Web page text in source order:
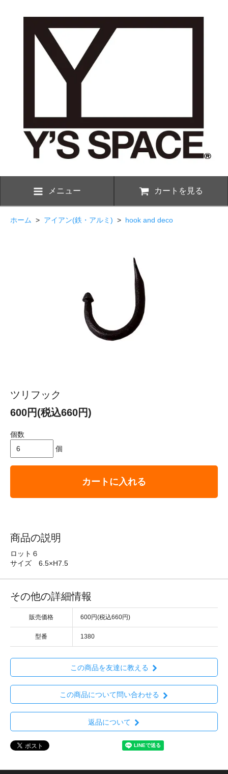
メニュー カートを見る
ホーム > アイアン(鉄・アルミ) > hook and deco
ツリフック
600円(税込660円)
個数
個
カートに入れる
商品の説明
ロット６
サイズ 6.5×H7.5
その他の詳細情報
販売価格 600円(税込660円)
型番 1380
この商品を友達に教える
この商品について問い合わせる
返品について